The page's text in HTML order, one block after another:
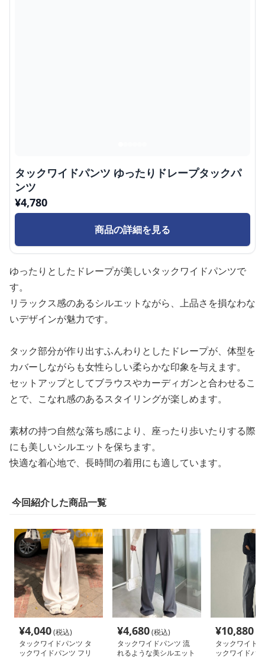
タックワイドパンツ ゆったりドレープタックパ
ンツ
¥4,780
商品の詳細を見る
ゆったりとしたドレープが美しいタックワイドパンツで
す。
リラックス感のあるシルエットながら、上品さを損なわな
いデザインが魅力です。
タック部分が作り出すふんわりとしたドレープが、体型を
カバーしながらも女性らしい柔らかな印象を与えます。
セットアップとしてブラウスやカーディガンと合わせるこ
とで、こなれ感のあるスタイリングが楽しめます。
素材の持つ自然な落ち感により、座ったり歩いたりする際
にも美しいシルエットを保ちます。
快適な着心地で、長時間の着用にも適しています。
今回紹介した商品一覧
¥4,040(税込)
タックワイドパンツ タ
ックワイドパンツ フリ
¥4,680(税込)
タックワイドパンツ 流
れるような美シルエット
¥10,880
タックワイド
ックワイドパ